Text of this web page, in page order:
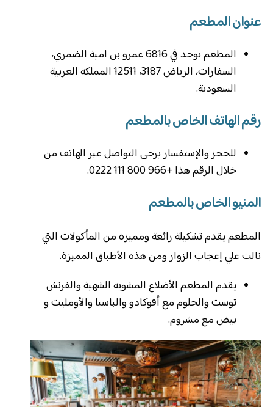
عنوان المطعم
المطعم يوجد في 6816 عمرو بن امية الضمري،
السفارات، الرياض 3187، 12511 المملكة العربية
السعودية.
رقم الهاتف الخاص بالمطعم
للحجز والإستفسار يرجى التواصل عبر الهاتف من
خلال الرقم هذا +966 800 111 0222.
المنيو الخاص بالمطعم
المطعم يقدم تشكيلة رائعة ومميزة من المأكولات التي
نالت علي إعجاب الزوار ومن هذه الأطباق المميزة.
يقدم المطعم الأضلاع المشوية الشهية والفرنش
توست والحلوم مع أفوكادو والباستا والأومليت و
بيض مع مشروم.